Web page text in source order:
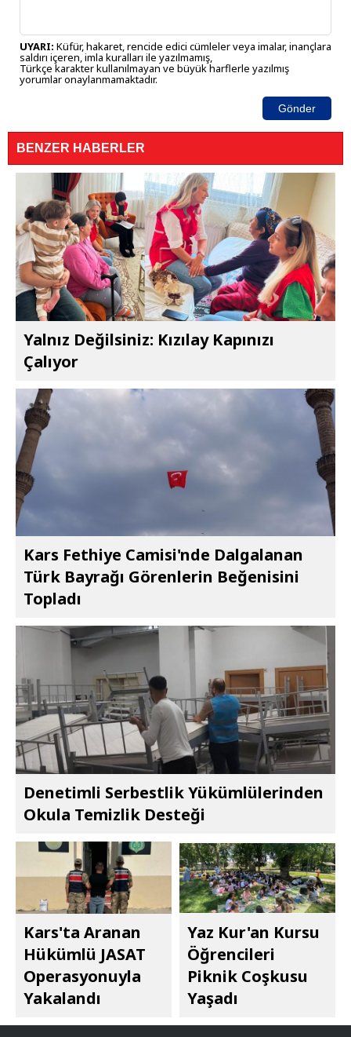
UYARI: Küfür, hakaret, rencide edici cümleler veya imalar, inançlara
saldırı içeren, imla kuralları ile yazılmamış,
Türkçe karakter kullanılmayan ve büyük harflerle yazılmış
yorumlar onaylanmamaktadır.
Gönder
BENZER HABERLER
Yalnız Değilsiniz: Kızılay Kapınızı
Çalıyor
Kars Fethiye Camisi'nde Dalgalanan
Türk Bayrağı Görenlerin Beğenisini
Topladı
Denetimli Serbestlik Yükümlülerinden
Okula Temizlik Desteği
Kars'ta Aranan
Hükümlü JASAT
Operasyonuyla
Yakalandı
Yaz Kur'an Kursu
Öğrencileri
Piknik Coşkusu
Yaşadı